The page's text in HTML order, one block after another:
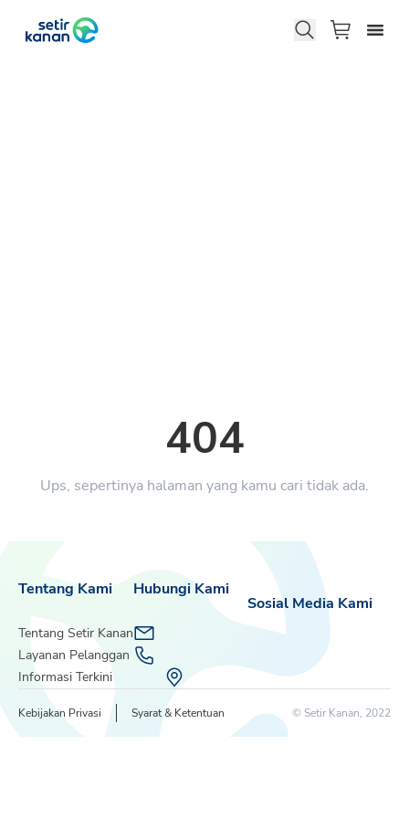
404
Ups, sepertinya halaman yang kamu cari tidak ada.
Tentang Kami
Tentang Setir Kanan
Layanan Pelanggan
Informasi Terkini
Sosial Media Kami
Hubungi Kami
Kebijakan Privasi Syarat & Ketentuan © Setir Kanan, 2022